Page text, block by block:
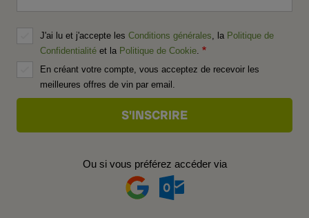
J'ai lu et j'accepte les Conditions générales , la Politique de
Confidentialité et la Politique de Cookie
En créant votre compte, vous acceptez de recevoir les
meilleures offres de vin par email.
Ou si vous préférez accéder via